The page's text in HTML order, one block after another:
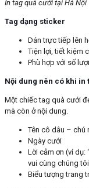
In tag quà cưới tại Hà Nội
Tag dạng sticker
Dán trực tiếp lên
Tiện lợi, tiết kiệm
Phù hợp với số
Nội dung nên có khi in
Một chiếc tag quà cưới
mà còn ở nội dung.
Tên cô dâu – chú
Ngày cưới
Lời cảm ơn (ví dụ:
vui cùng chúng
Biểu tượng trang